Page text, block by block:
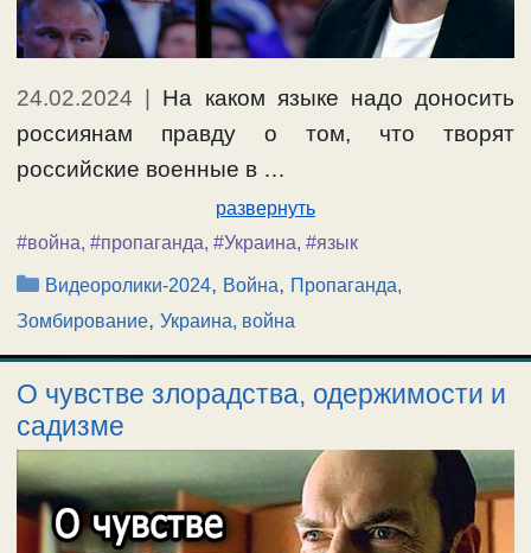
24.02.2024 | На каком языке надо доносить
россиянам правду о том, что творят
российские военные в …
развернуть
#война, #пропаганда, #Украина, #язык
Рубрики
Видеоролики-2024, Война, Пропаганда,
Зомбирование, Украина, война
О чувстве злорадства, одержимости и
садизме